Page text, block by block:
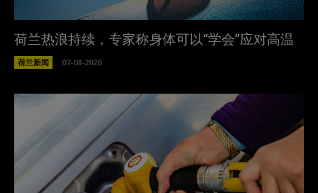
荷兰热浪持续，专家称身体可以“学会”应对高温
荷兰新闻 07-08-2026